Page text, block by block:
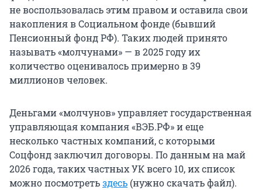
не воспользовалась этим правом и оставила свои
накопления в Социальном фонде (бывший
Пенсионный фонд РФ). Таких людей принято
называть «молчунами» — в 2025 году их
количество оценивалось примерно в 39
миллионов человек.
Деньгами «молчунов» управляет государственная
управляющая компания «ВЭБ.РФ» и еще
несколько частных компаний, с которыми
Соцфонд заключил договоры. По данным на май
2026 года, таких частных УК всего 10, их список
можно посмотретьздесь (нужно скачать файл).